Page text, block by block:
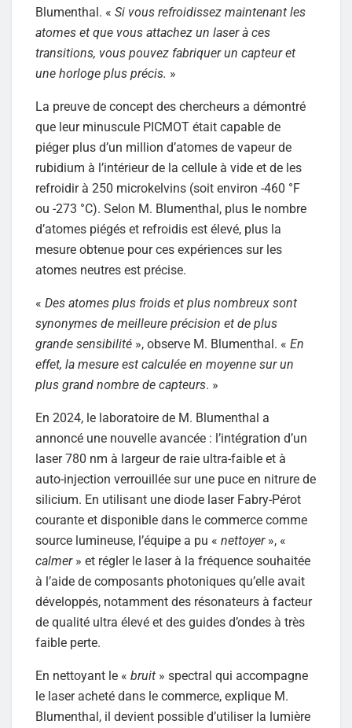
Blumenthal. « Si vous refroidissez maintenant les
atomes et que vous attachez un laser à ces
transitions, vous pouvez fabriquer un capteur et
une horloge plus précis. »
La preuve de concept des chercheurs a démontré
que leur minuscule PICMOT était capable de
piéger plus d’un million d’atomes de vapeur de
rubidium à l’intérieur de la cellule à vide et de les
refroidir à 250 microkelvins (soit environ -460 °F
ou -273 °C). Selon M. Blumenthal, plus le nombre
d’atomes piégés et refroidis est élevé, plus la
mesure obtenue pour ces expériences sur les
atomes neutres est précise.
« Des atomes plus froids et plus nombreux sont
synonymes de meilleure précision et de plus
grande sensibilité », observe M. Blumenthal. « En
effet, la mesure est calculée en moyenne sur un
plus grand nombre de capteurs. »
En 2024, le laboratoire de M. Blumenthal a
annoncé une nouvelle avancée : l’intégration d’un
laser 780 nm à largeur de raie ultra-faible et à
auto-injection verrouillée sur une puce en nitrure de
silicium. En utilisant une diode laser Fabry-Pérot
courante et disponible dans le commerce comme
source lumineuse, l’équipe a pu « nettoyer », «
calmer » et régler le laser à la fréquence souhaitée
à l’aide de composants photoniques qu’elle avait
développés, notamment des résonateurs à facteur
de qualité ultra élevé et des guides d’ondes à très
faible perte.
En nettoyant le « bruit » spectral qui accompagne
le laser acheté dans le commerce, explique M.
Blumenthal, il devient possible d’utiliser la lumière